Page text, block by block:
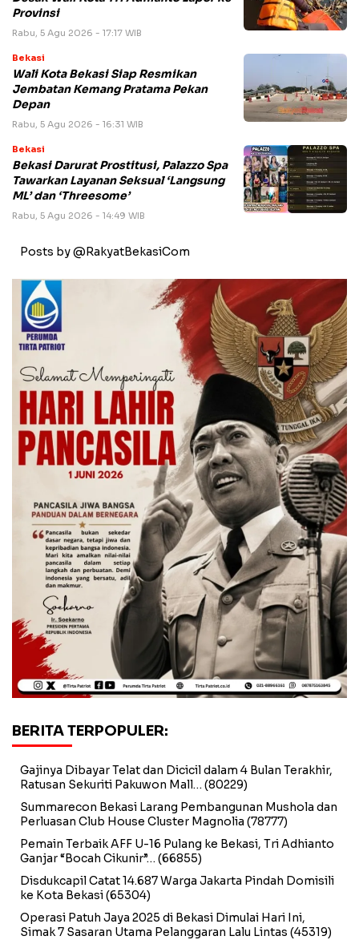
Provinsi
Rabu, 5 Agu 2026 - 17:17 WIB
Bekasi
Wali Kota Bekasi Siap Resmikan
Jembatan Kemang Pratama Pekan
Depan
Rabu, 5 Agu 2026 - 16:31 WIB
Bekasi
Bekasi Darurat Prostitusi, Palazzo Spa
Tawarkan Layanan Seksual ‘Langsung
ML’ dan ‘Threesome’
Rabu, 5 Agu 2026 - 14:49 WIB
Posts by @RakyatBekasiCom
BERITA TERPOPULER:
Gajinya Dibayar Telat dan Dicicil dalam 4 Bulan Terakhir,
Ratusan Sekuriti Pakuwon Mall… (80229)
Summarecon Bekasi Larang Pembangunan Mushola dan
Perluasan Club House Cluster Magnolia (78777)
Pemain Terbaik AFF U-16 Pulang ke Bekasi, Tri Adhianto
Ganjar “Bocah Cikunir”… (66855)
Disdukcapil Catat 14.687 Warga Jakarta Pindah Domisili
ke Kota Bekasi(65304)
Operasi Patuh Jaya 2025 di Bekasi Dimulai Hari Ini,
Simak 7 Sasaran Utama Pelanggaran Lalu Lintas (45319)